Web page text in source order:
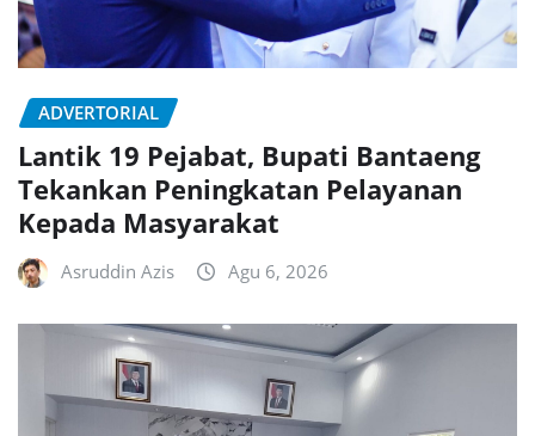
ADVERTORIAL
Lantik 19 Pejabat, Bupati Bantaeng
Tekankan Peningkatan Pelayanan
Kepada Masyarakat
Asruddin Azis Agu 6, 2026